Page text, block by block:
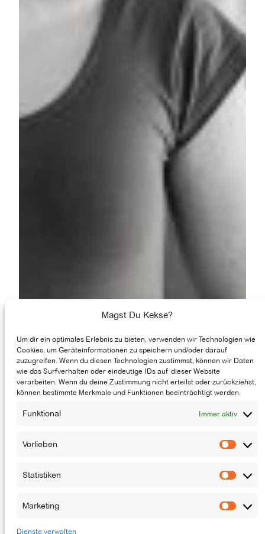
Magst Du Kekse?
Um dir ein optimales Erlebnis zu bieten, verwenden wir Technologien wie
Cookies, um Geräteinformationen zu speichern und/oder darauf
zuzugreifen. Wenn du diesen Technologien zustimmst, können wir Daten
wie das Surfverhalten oder eindeutige IDs auf dieser Website
verarbeiten. Wenn du deine Zustimmung nicht erteilst oder zurückziehst,
können bestimmte Merkmale und Funktionen beeinträchtigt werden.
Funktional Immer aktiv
Vorlieben
Statistiken
Marketing
Dienste verwalten